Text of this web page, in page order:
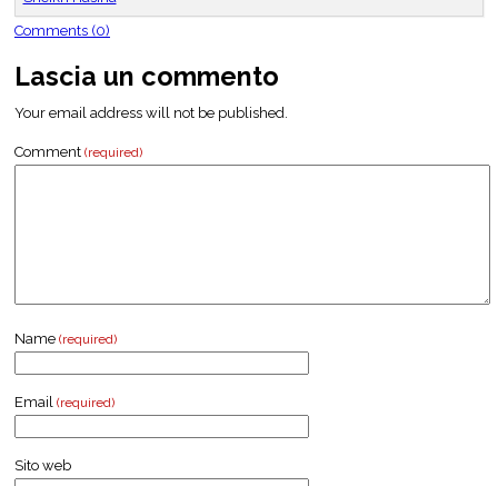
Comments (0)
Lascia un commento
Your email address will not be published.
Comment (required)
Name (required)
Email (required)
Sito web